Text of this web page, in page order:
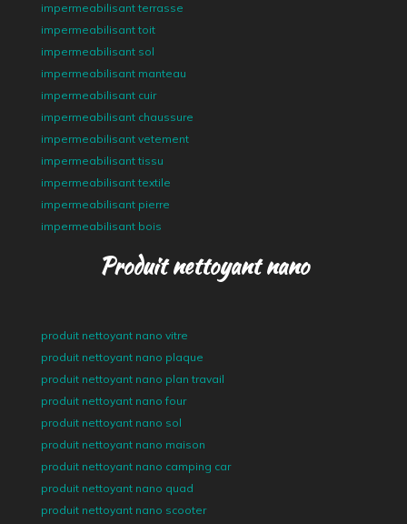
impermeabilisant terrasse
impermeabilisant toit
impermeabilisant sol
impermeabilisant manteau
impermeabilisant cuir
impermeabilisant chaussure
impermeabilisant vetement
impermeabilisant tissu
impermeabilisant textile
impermeabilisant pierre
impermeabilisant bois
Produit nettoyant nano
produit nettoyant nano vitre
produit nettoyant nano plaque
produit nettoyant nano plan travail
produit nettoyant nano four
produit nettoyant nano sol
produit nettoyant nano maison
produit nettoyant nano camping car
produit nettoyant nano quad
produit nettoyant nano scooter